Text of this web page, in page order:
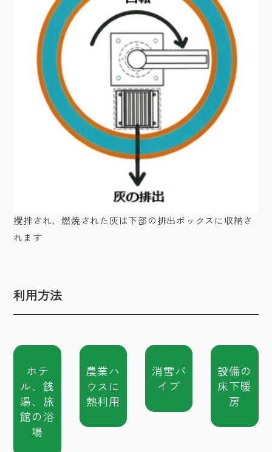
攪拌され、燃焼された灰は下部の排出ボックスに収納さ
れます
利用方法
ホテ
ル、銭
湯、旅
館の浴
場
農業ハ
ウスに
熱利用
消雪パ
イプ
設備の
床下暖
房